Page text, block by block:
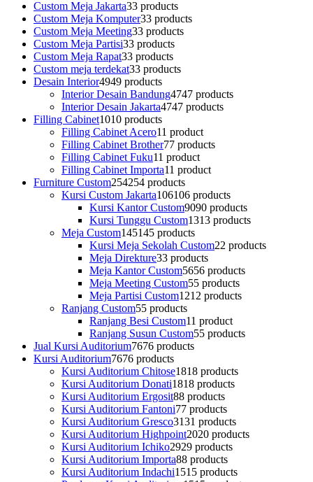
Custom Meja Jakarta33 products
Custom Meja Komputer33 products
Custom Meja Meeting33 products
Custom Meja Partisi33 products
Custom Meja Rapat33 products
Custom meja terdekat33 products
Desain Interior4949 products
Interior Desain Bandung4747 products
Interior Desain Jakarta4747 products
Filling Cabinet1010 products
Filling Cabinet Acero11 product
Filling Cabinet Brother77 products
Filling Cabinet Fuku11 product
Filling Cabinet Importa11 product
Furniture Custom254254 products
Kursi Custom Jakarta106106 products
Kursi Kantor Custom9090 products
Kursi Tunggu Custom1313 products
Meja Custom145145 products
Kursi Meja Sekolah Custom22 products
Meja Direkture33 products
Meja Kantor Custom5656 products
Meja Meeting Custom55 products
Meja Partisi Custom1212 products
Ranjang Custom55 products
Ranjang Besi Custom11 product
Ranjang Susun Custom55 products
Jual Kursi Auditorium7676 products
Kursi Auditorium7676 products
Kursi Auditorium Chitose1818 products
Kursi Auditorium Donati1818 products
Kursi Auditorium Ergosit88 products
Kursi Auditorium Fantoni77 products
Kursi Auditorium Gresco3131 products
Kursi Auditorium Highpoint2020 products
Kursi Auditorium Ichiko2929 products
Kursi Auditorium Importa88 products
Kursi Auditorium Indachi1515 products